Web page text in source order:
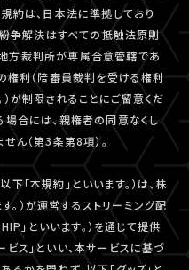
約は、日本法に準拠しており
紛争解決はすべての抵触法原則
方裁判所が専属合意管轄であ
権利（陪審員裁判を受ける権利
が制限されることにご留意くだ
場合には、親権者の同意なくし
ん（第3条第8項）。
「本規約」といいます。）は、株
。）が運営するストリーミング配
」といいます。）を通じて提供
ス」といい、本サービスに基づ